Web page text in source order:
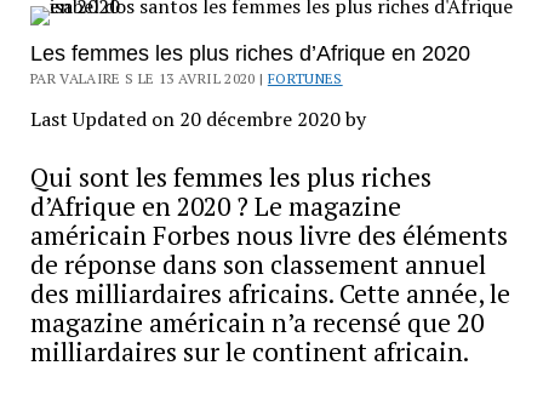
Les femmes les plus riches d’Afrique en 2020
PAR VALAIRE S LE 13 AVRIL 2020 | FORTUNES
Last Updated on 20 décembre 2020 by
Qui sont les femmes les plus riches
d’Afrique en 2020 ? Le magazine
américain Forbes nous livre des éléments
de réponse dans son classement annuel
des milliardaires africains. Cette année, le
magazine américain n’a recensé que 20
milliardaires sur le continent africain.